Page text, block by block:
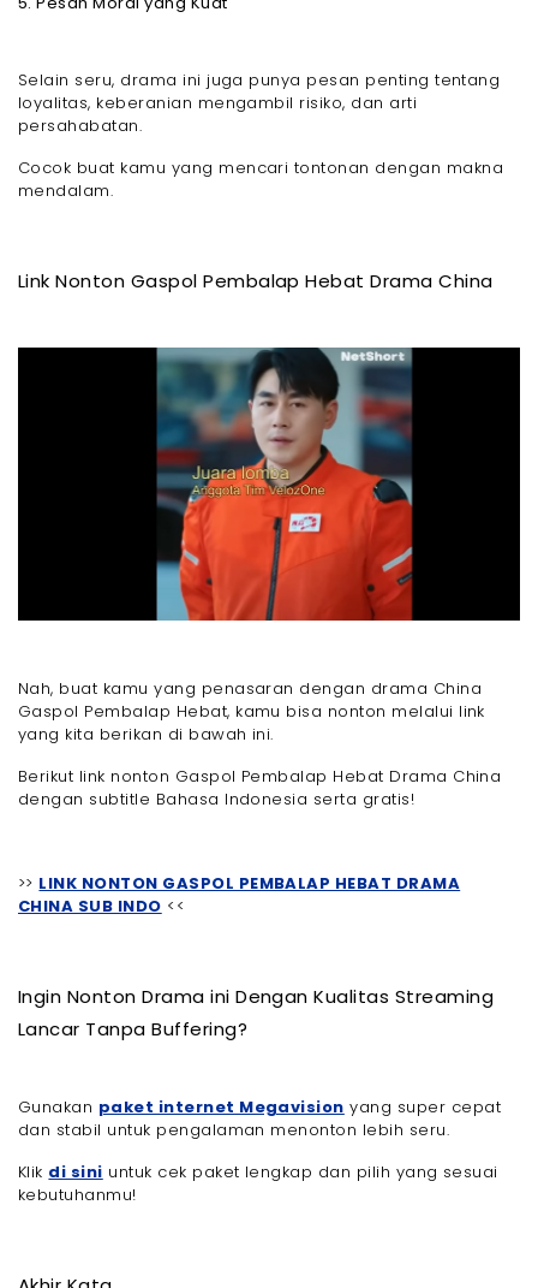
Selain seru, drama ini juga punya pesan penting tentang
loyalitas, keberanian mengambil risiko, dan arti
persahabatan.
Cocok buat kamu yang mencari tontonan dengan makna
mendalam.
Link Nonton Gaspol Pembalap Hebat Drama China
Nah, buat kamu yang penasaran dengan drama China
Gaspol Pembalap Hebat, kamu bisa nonton melalui link
yang kita berikan di bawah ini.
Berikut link nonton Gaspol Pembalap Hebat Drama China
dengan subtitle Bahasa Indonesia serta gratis!
>> LINK NONTON GASPOL PEMBALAP HEBAT DRAMA
CHINA SUB INDO <<
Ingin Nonton Drama ini Dengan Kualitas Streaming
Lancar Tanpa Buffering?
Gunakan paket internet Megavision yang super cepat
dan stabil untuk pengalaman menonton lebih seru.
Klik di sini untuk cek paket lengkap dan pilih yang sesuai
kebutuhanmu!